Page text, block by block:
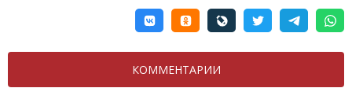
КОММЕНТАРИИ